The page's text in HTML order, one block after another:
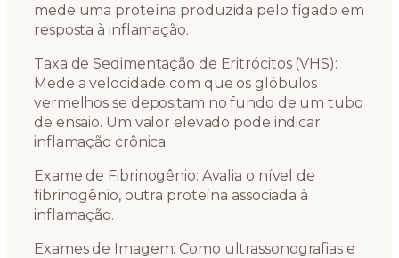
mede uma proteína produzida pelo fígado em
resposta à inflamação.
Taxa de Sedimentação de Eritrócitos (VHS):
Mede a velocidade com que os glóbulos
vermelhos se depositam no fundo de um tubo
de ensaio. Um valor elevado pode indicar
inflamação crônica.
Exame de Fibrinogênio: Avalia o nível de
fibrinogênio, outra proteína associada à
inflamação.
Exames de Imagem: Como ultrassonografias e